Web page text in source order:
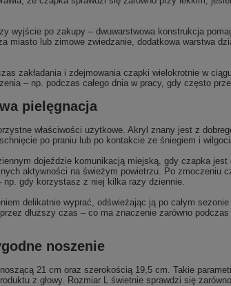
po zakupy – dwuwarstwowa konstrukcja
miasto lub zimowe zwiedzanie, dodatkowa warstwa
zakładania i zdejmowania czapki wielokrotnie w
– np. podczas całego dnia w pracy, gdy często
pielęgnacja
właściwości użytkowe. Akryl znany jest z
po praniu lub po kontakcie ze śniegiem i
dojeździe komunikacją miejską, gdy czapka
aktywności na świeżym powietrzu. Po zmoczeniu
np. gdy korzystasz z niej kilka razy dziennie.
delikatnie wyprać, odświeżając ją po całym
dłuższy czas – co ma znaczenie zarówno
noszenie
21 cm oraz szerokością 19,5 cm. Takie
z głowy. Rozmiar L świetnie sprawdzi się